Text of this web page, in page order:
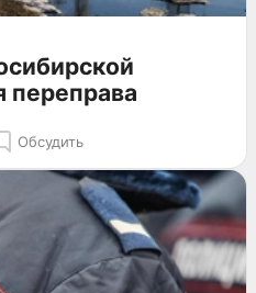
переправа
Обсудить